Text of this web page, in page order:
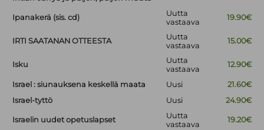
Ipanakerä (sis. cd)
Uutta
vastaava
19.90€
IRTI SAATANAN OTTEESTA
Uutta
vastaava
15.00€
Isku
Uutta
vastaava
12.90€
Israel : siunauksena keskellä maata Uusi
21.60€
Israel-tyttö
Uusi 24.90€
Israelin uudet opetuslapset
Uutta
vastaava
19.20€